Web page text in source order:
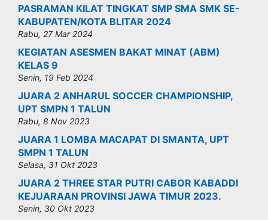
PASRAMAN KILAT TINGKAT SMP SMA SMK SE-
KABUPATEN/KOTA BLITAR 2024
Rabu, 27 Mar 2024
KEGIATAN ASESMEN BAKAT MINAT (ABM)
KELAS 9
Senin, 19 Feb 2024
JUARA 2 ANHARUL SOCCER CHAMPIONSHIP,
UPT SMPN 1 TALUN
Rabu, 8 Nov 2023
JUARA 1 LOMBA MACAPAT DI SMANTA, UPT
SMPN 1 TALUN
Selasa, 31 Okt 2023
JUARA 2 THREE STAR PUTRI CABOR KABADDI
KEJUARAAN PROVINSI JAWA TIMUR 2023.
Senin, 30 Okt 2023